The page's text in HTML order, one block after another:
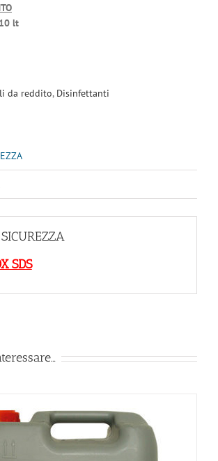
lt
da reddito, Disinfettanti
SDS